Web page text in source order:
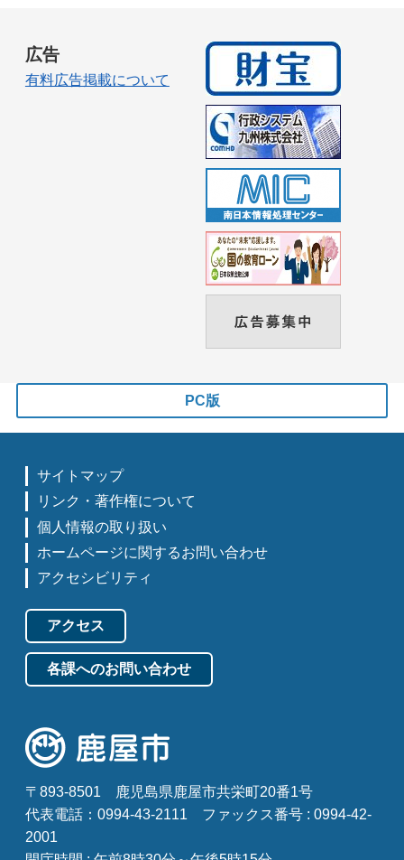
広告
有料広告掲載について
PC版
サイトマップ
リンク・著作権について
個人情報の取り扱い
ホームページに関するお問い合わせ
アクセシビリティ
アクセス
各課へのお問い合わせ
〒893-8501
鹿児島県鹿屋市共栄町20番1号
代表電話：0994-43-2111
ファックス番号 : 0994-42-
2001